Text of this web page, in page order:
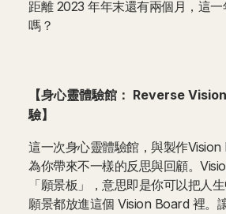
距離 2023 年年末還有兩個月，這
嗎？
【身心靈體驗館： Reverse
驗】
這一次身心靈體驗館，與製作
為你帶來不一樣的反思與回顧。
「願景板」，意思即是你可以把人
願景都放進這個 Vision Board 裡。